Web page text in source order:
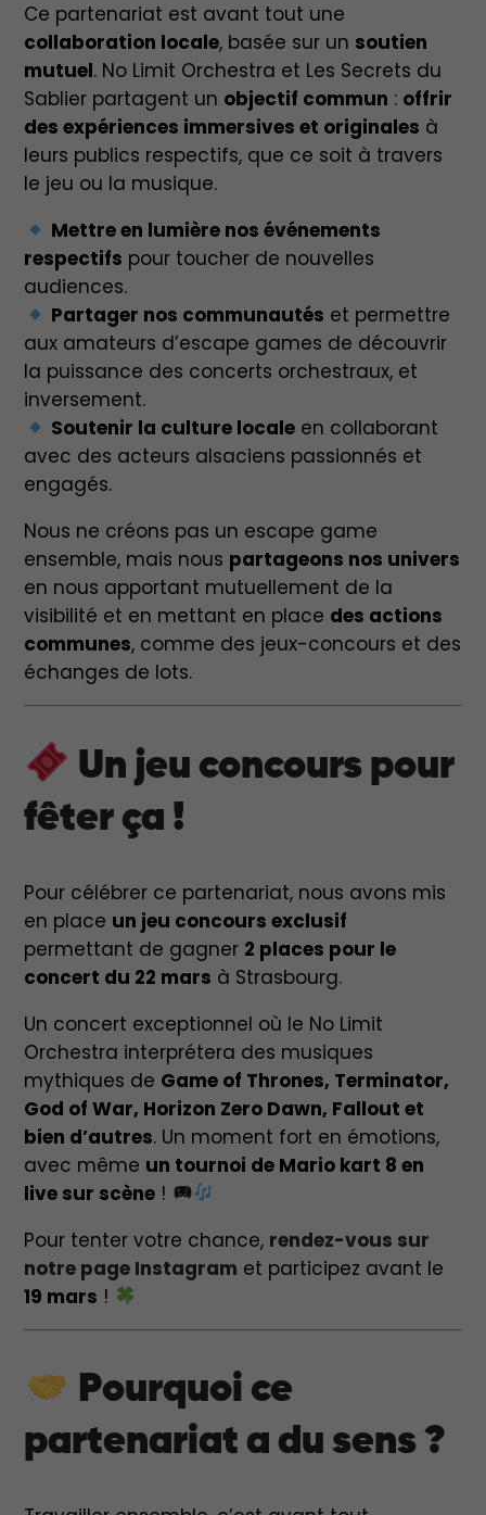
Ce partenariat est avant tout une
collaboration locale, basée sur un soutien
mutuel. No Limit Orchestra et Les Secrets du
Sablier partagent un objectif commun : offrir
des expériences immersives et originales à
leurs publics respectifs, que ce soit à travers
le jeu ou la musique.
Mettre en lumière nos événements
respectifs pour toucher de nouvelles
audiences.
Partager nos communautés et permettre
aux amateurs d’escape games de découvrir
la puissance des concerts orchestraux, et
inversement.
Soutenir la culture localeen collaborant
avec des acteurs alsaciens passionnés et
engagés.
Nous ne créons pas un escape game
ensemble, mais nous partageons nos univers
en nous apportant mutuellement de la
visibilité et en mettant en place des actions
communes, comme des jeux-concours et des
échanges de lots.
Un jeu concours pour
fêter ça !
Pour célébrer ce partenariat, nous avons mis
en place un jeu concours exclusif
permettant de gagner 2 places pour le
concert du 22 mars à Strasbourg.
Un concert exceptionnel où le No Limit
Orchestra interprétera des musiques
mythiques de Game of Thrones, Terminator,
God of War, Horizon Zero Dawn, Fallout et
bien d’autres. Un moment fort en émotions,
avec même un tournoi de Mario kart 8 en
live sur scène !
Pour tenter votre chance, rendez-vous sur
notre page Instagram et participez avant le
19 mars !
Pourquoi ce
partenariat a du sens ?